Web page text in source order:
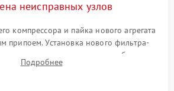
неисправных узлов
компрессора и пайка нового агрегата
припоем. Установка нового фильтра-
изношенных вентиляторов обдува,
или поврежденных дверных петель.
Подробнее